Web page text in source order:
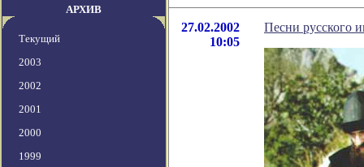
АРХИВ
Текущий
2003
2002
2001
2000
1999
27.02.2002
10:05
Песни русского